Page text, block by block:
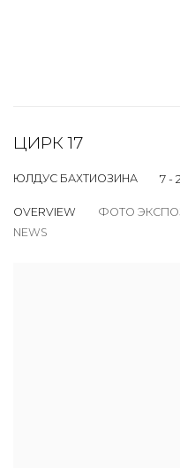
ЦИРК 17
ЮЛДУС БАХТИОЗИНА 7 -
OVERVIEW ФОТО
NEWS